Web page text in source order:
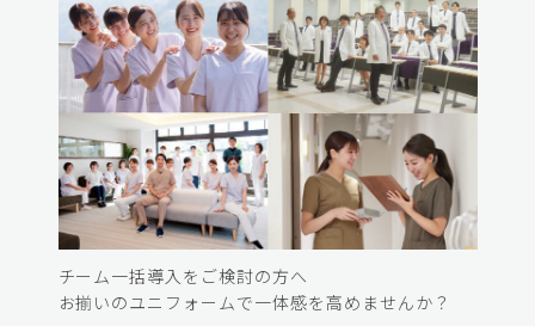
チーム一括導入をご検討の方へ
お揃いのユニフォームで一体感を高めませんか？